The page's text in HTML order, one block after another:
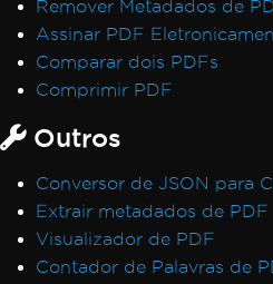
Remover Metadados de
Assinar PDF
Comparar dois PDFs
Comprimir PDF
Outros
Conversor de JSON para
Extrair metadados de PDF
Visualizador de PDF
Contador de Palavras de